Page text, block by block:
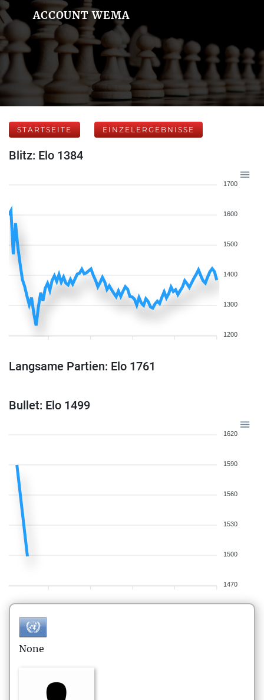
ACCOUNT WEMA
STARTSEITE EINZELERGEBNISSE
Blitz: Elo 1384
1700
1600
1500
1400
1300
1200
Langsame Partien: Elo 1761
Bullet: Elo 1499
1620
1590
1560
1530
1500
1470
None